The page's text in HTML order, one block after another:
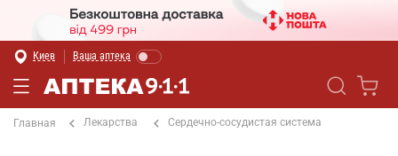
Киев Ваша аптека
Главная Лекарства Сердечно-сосудистая система